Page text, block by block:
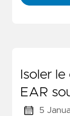
Isoler
EAR
5